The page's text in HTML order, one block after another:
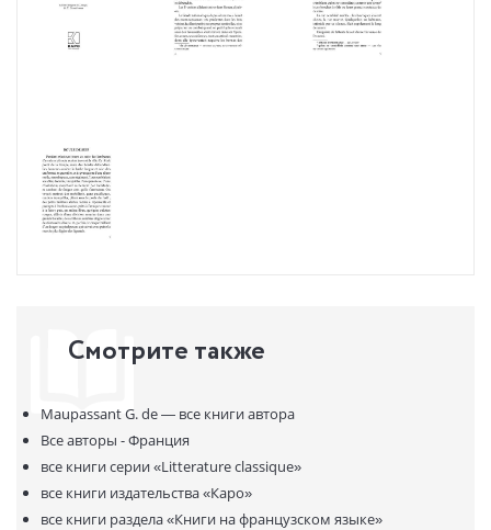
Смотрите также
Maupassant G. de — все книги автора
Все авторы - Франция
все книги серии«Litterature classique»
все книги издательства«Каро»
все книги раздела«Книги на французском языке»